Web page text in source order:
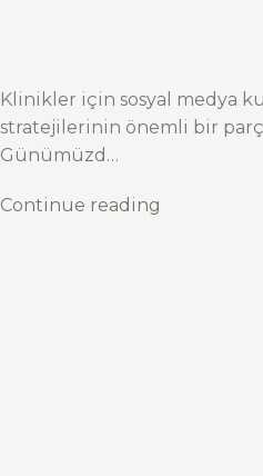
Klinikler için sosyal medya
stratejilerinin önemli bir
Günümüzd…
Continue reading